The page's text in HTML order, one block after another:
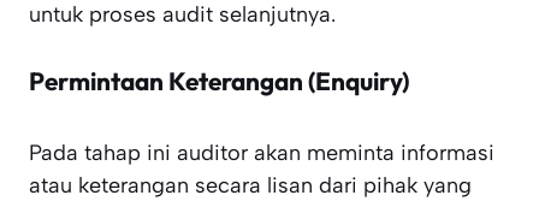
untuk proses audit selanjutnya.
Permintaan Keterangan (Enquiry)
Pada tahap ini auditor akan meminta informasi
atau keterangan secara lisan dari pihak yang